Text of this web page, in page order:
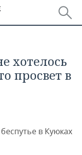
хотелось
просвет в
в Куюках